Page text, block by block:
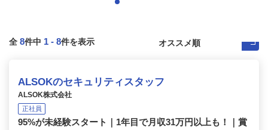
全 8件中 1 - 8件を表示
ALSOKのセキュリティスタッフ
ALSOK株式会社
正社員
95%が未経験スタート｜1年目で月収31万円以上も！｜賞